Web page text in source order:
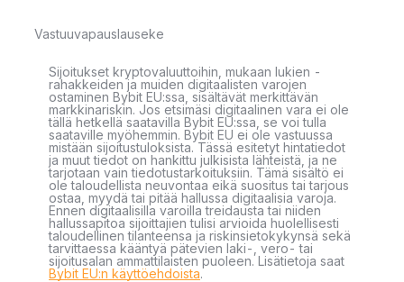
Vastuuvapauslauseke
Sijoitukset kryptovaluuttoihin, mukaan lukien -
rahakkeiden ja muiden digitaalisten varojen
ostaminen Bybit EU:ssa, sisältävät merkittävän
markkinariskin. Jos etsimäsi digitaalinen vara ei ole
tällä hetkellä saatavilla Bybit EU:ssa, se voi tulla
saataville myöhemmin. Bybit EU ei ole vastuussa
mistään sijoitustuloksista. Tässä esitetyt hintatiedot
ja muut tiedot on hankittu julkisista lähteistä, ja ne
tarjotaan vain tiedotustarkoituksiin. Tämä sisältö ei
ole taloudellista neuvontaa eikä suositus tai tarjous
ostaa, myydä tai pitää hallussa digitaalisia varoja.
Ennen digitaalisilla varoilla treidausta tai niiden
hallussapitoa sijoittajien tulisi arvioida huolellisesti
taloudellinen tilanteensa ja riskinsietokykynsä sekä
tarvittaessa kääntyä pätevien laki-, vero- tai
sijoitusalan ammattilaisten puoleen. Lisätietoja saat
Bybit EU:n käyttöehdoista.